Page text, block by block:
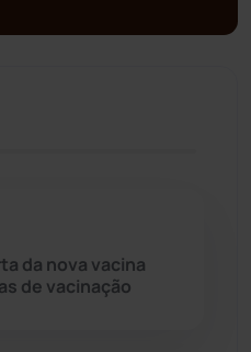
(125)
da nova vacina
de vacinação